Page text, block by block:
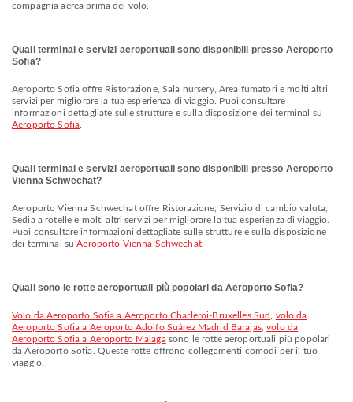
compagnia aerea prima del volo.
Quali terminal e servizi aeroportuali sono disponibili presso Aeroporto
Sofia?
Aeroporto Sofia offre Ristorazione, Sala nursery, Area fumatori e molti altri
servizi per migliorare la tua esperienza di viaggio. Puoi consultare
informazioni dettagliate sulle strutture e sulla disposizione dei terminal su
Aeroporto Sofia
Quali terminal e servizi aeroportuali sono disponibili presso Aeroporto
Vienna Schwechat?
Aeroporto Vienna Schwechat offre Ristorazione, Servizio di cambio valuta,
Sedia a rotelle e molti altri servizi per migliorare la tua esperienza di viaggio.
Puoi consultare informazioni dettagliate sulle strutture e sulla disposizione
dei terminal suAeroporto Vienna Schwechat.
Quali sono le rotte aeroportuali più popolari da Aeroporto Sofia?
volo da Aeroporto Sofia a Aeroporto Charleroi-Bruxelles Sud
volo da
Aeroporto Sofia a Aeroporto Adolfo Suárez Madrid Barajas,volo da
Aeroporto Sofia a Aeroporto Malagasono le rotte aeroportuali più popolari
da Aeroporto Sofia. Queste rotte offrono collegamenti comodi per il tuo
viaggio.